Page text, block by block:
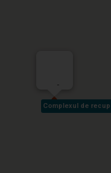
Complexul de
Complexul de
-